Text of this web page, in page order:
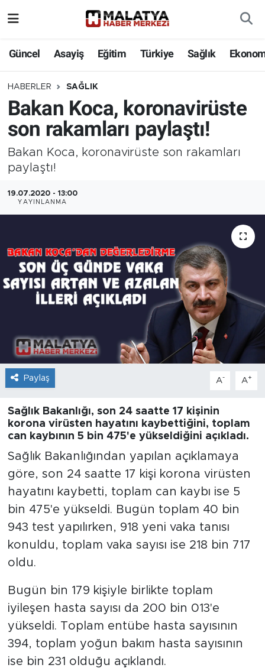
Güncel Asayiş Eğitim Türkiye Sağlık
HABERLER SAĞLIK
Bakan Koca, koronavirüste
son rakamları paylaştı!
Bakan Koca, koronavirüste son rakamları
paylaştı!
19.07.2020 - 13:00
YAYINLANMA
Paylaş A- A+
Sağlık Bakanlığı, son 24 saatte 17 kişinin
korona virüsten hayatını kaybettiğini, toplam
can kaybının 5 bin 475'e yükseldiğini açıkladı.
Sağlık Bakanlığından yapılan açıklamaya
göre, son 24 saatte 17 kişi korona virüsten
hayatını kaybetti, toplam can kaybı ise 5
bin 475'e yükseldi. Bugün toplam 40 bin
943 test yapılırken, 918 yeni vaka tanısı
konuldu, toplam vaka sayısı ise 218 bin 717
oldu.
Bugün bin 179 kişiyle birlikte toplam
iyileşen hasta sayısı da 200 bin 013'e
yükseldi. Toplam entübe hasta sayısının
394, toplam yoğun bakım hasta sayısının
ise bin 231 olduğu açıklandı.
Eğitim
Türkiye
Sağlık
Ekonomi
Güncel
Teknoloji
İş İlanları
Spor
Yazıhan
Kuluncak
Yeşilyurt
Doğanyol
Arapgir
Battalgazi
Darende
Doğanşehir